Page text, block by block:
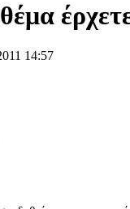
14:57